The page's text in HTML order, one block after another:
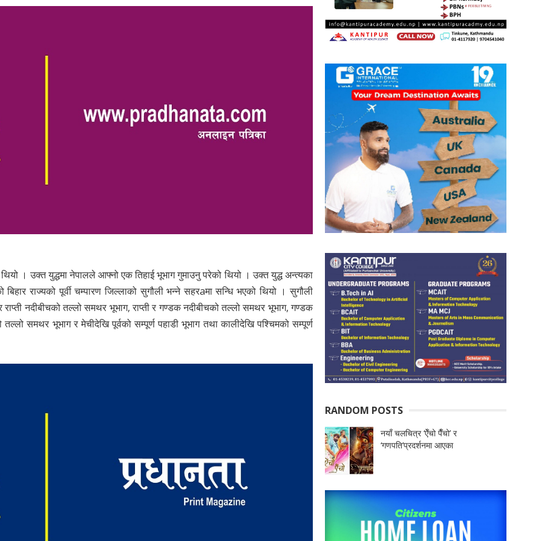
। उक्त युद्धमा नेपालले आफ्नो एक तिहाई भूभाग गुमाउनु परेको थियो । उक्त युद्ध अन्त्यका
राज्यको पूर्वी चम्पारण जिल्लाको सुगौली भन्ने सहरaमा सन्धि भएको थियो । सुगौली
नदीबीचको तल्लो समथर भूभाग, राप्ती र गण्डक नदीबीचको तल्लो समथर भूभाग, गण्डक
समथर भूभाग र मेचीदेखि पूर्वको सम्पूर्ण पहाडी भूभाग तथा कालीदेखि पश्चिमको सम्पूर्ण
RANDOM POSTS
नयाँ चलचित्र ‘ऐँचो पैँचो’ र
‘गणपति’प्रदर्शनमा आएका